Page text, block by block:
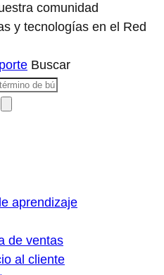
comunidad
y tecnologías en el Red
Buscar
aprendizaje
de ventas
al cliente